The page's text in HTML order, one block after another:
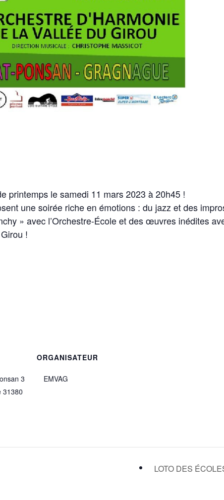
printemps le samedi 11 mars 2023 à 20h45 !
une soirée riche en émotions : du jazz et des
» avec l’Orchestre-École et des œuvres inédites
!
3
31380
ORGANISATEUR
EMVAG
LOTO DES